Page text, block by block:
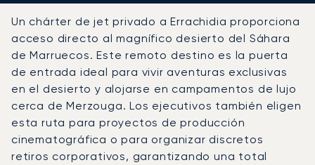
Un chárter de jet privado a Errachidia proporciona
acceso directo al magnífico desierto del Sáhara
de Marruecos. Este remoto destino es la puerta
de entrada ideal para vivir aventuras exclusivas
en el desierto y alojarse en campamentos de lujo
cerca de Merzouga. Los ejecutivos también eligen
esta ruta para proyectos de producción
cinematográfica o para organizar discretos
retiros corporativos, garantizando una total